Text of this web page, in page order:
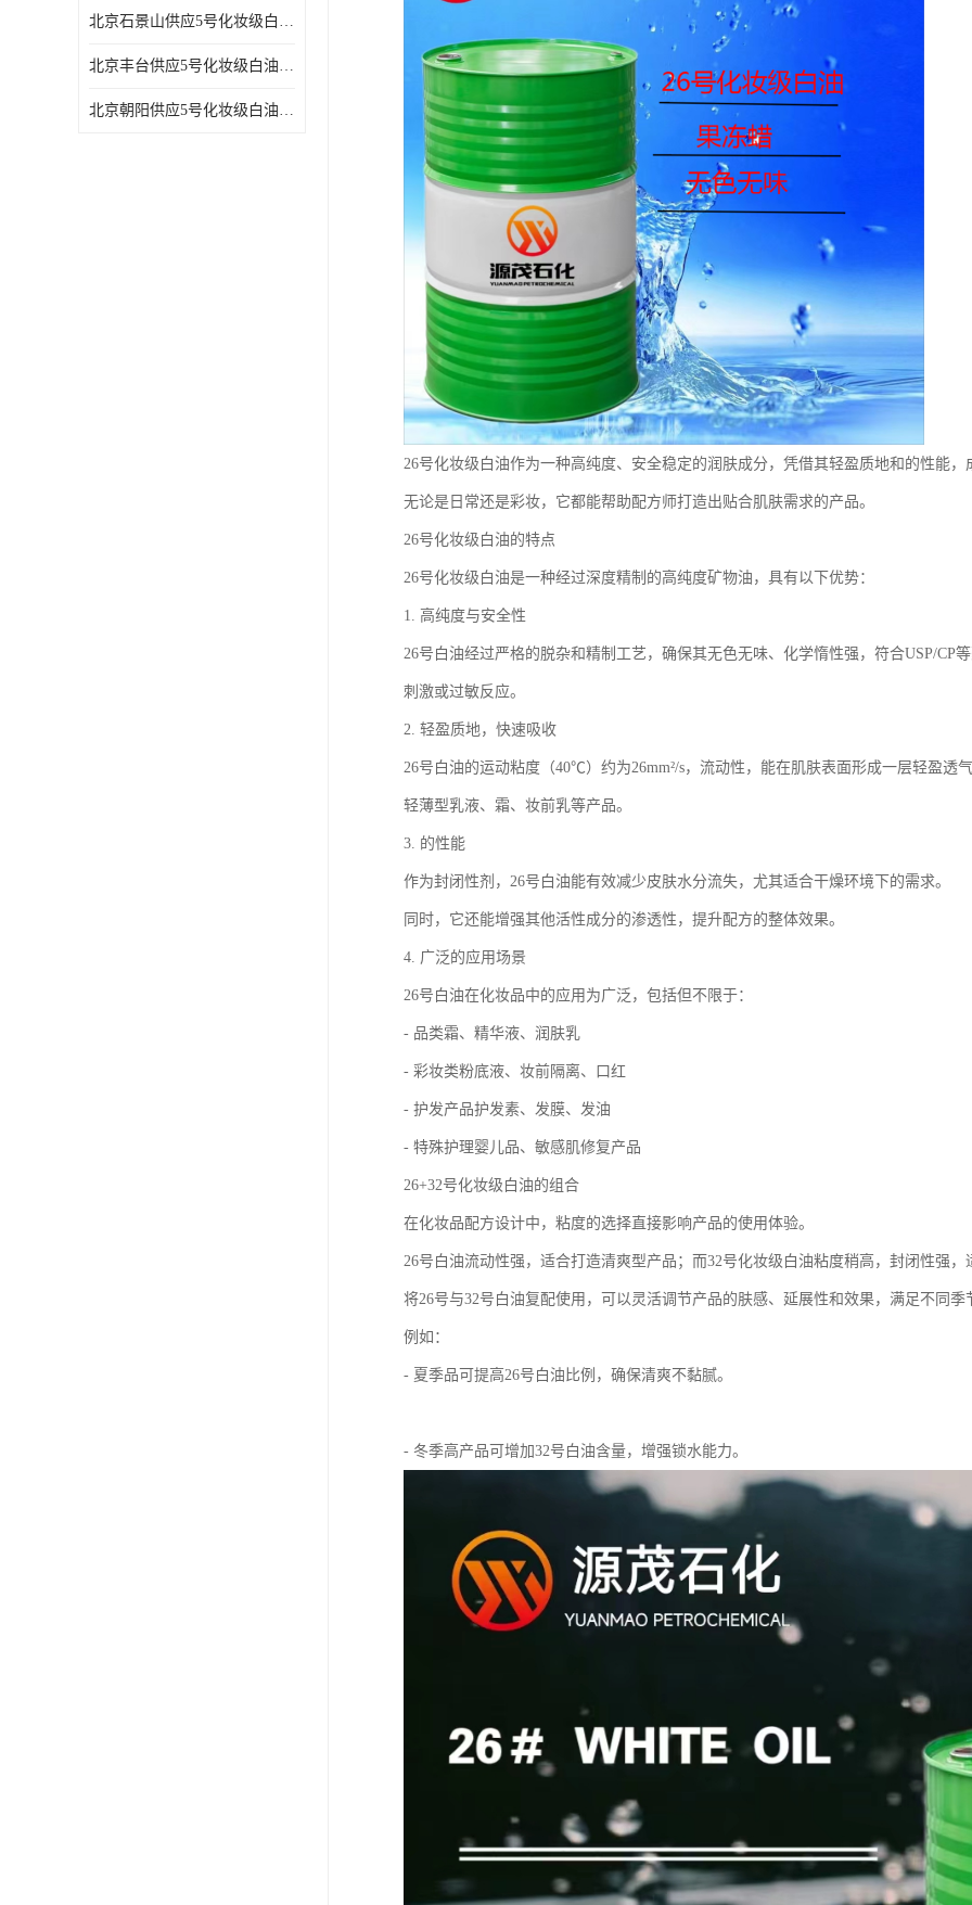
北京石景山供应5号化妆级白油缝纫机油 设备润滑油
北京丰台供应5号化妆级白油纤维与织物柔软光亮
北京朝阳供应5号化妆级白油纺织时的润滑剂
26号化妆级白油作为一种高纯度、安全稳定的润肤成分，凭借其轻盈质地和的性能，
无论是日常还是彩妆，它都能帮助配方师打造出贴合肌肤需求的产品。
26号化妆级白油的特点
26号化妆级白油是一种经过深度精制的高纯度矿物油，具有以下优势：
1. 高纯度与安全性
26号白油经过严格的脱杂和精制工艺，确保其无色无味、化学惰性强，符合USP/CP
刺激或过敏反应。
2. 轻盈质地，快速吸收
26号白油的运动粘度（40℃）约为26mm²/s，流动性，能在肌肤表面形成一层轻盈透
轻薄型乳液、霜、妆前乳等产品。
3. 的性能
作为封闭性剂，26号白油能有效减少皮肤水分流失，尤其适合干燥环境下的需求。
同时，它还能增强其他活性成分的渗透性，提升配方的整体效果。
4. 广泛的应用场景
26号白油在化妆品中的应用为广泛，包括但不限于：
- 品类霜、精华液、润肤乳
- 彩妆类粉底液、妆前隔离、口红
- 护发产品护发素、发膜、发油
- 特殊护理婴儿品、敏感肌修复产品
26+32号化妆级白油的组合
在化妆品配方设计中，粘度的选择直接影响产品的使用体验。
26号白油流动性强，适合打造清爽型产品；而32号化妆级白油粘度稍高，封闭性强，
将26号与32号白油复配使用，可以灵活调节产品的肤感、延展性和效果，满足不同季
例如：
- 夏季品可提高26号白油比例，确保清爽不黏腻。
- 冬季高产品可增加32号白油含量，增强锁水能力。